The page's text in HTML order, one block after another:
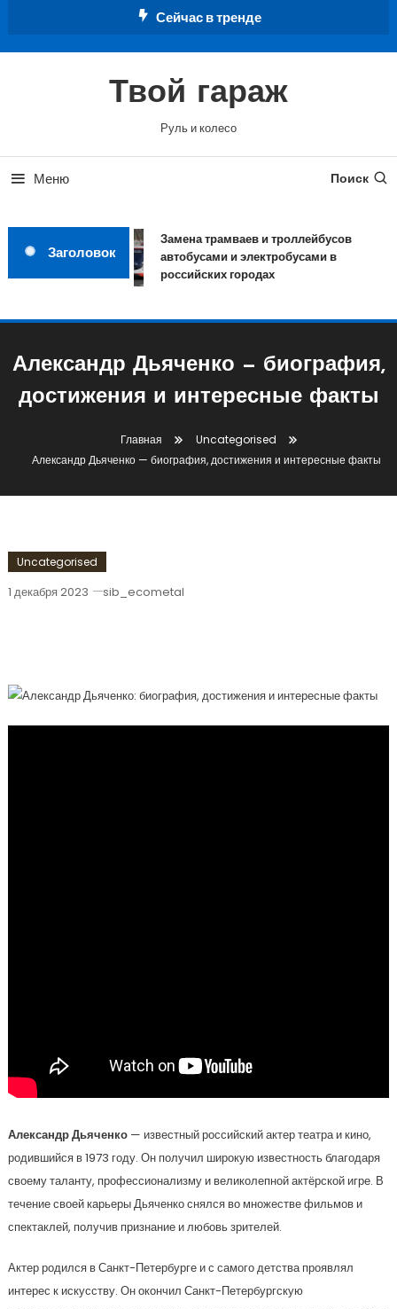
Сейчас в тренде
Твой гараж
Руль и колесо
Меню Поиск
Заголовок
Замена трамваев и троллейбусов
автобусами и электробусами в
российских городах
Александр Дьяченко — биография,
достижения и интересные факты
Главная
Uncategorised
Александр Дьяченко — биография, достижения и интересные факты
Uncategorised
1 декабря 2023 sib_ecometal
Александр Дьяченко— известный российский актер театра и кино,
родившийся в 1973 году. Он получил широкую известность благодаря
своему таланту, профессионализму и великолепной актёрской игре. В
течение своей карьеры Дьяченко снялся во множестве фильмов и
спектаклей, получив признание и любовь зрителей.
Актер родился в Санкт-Петербурге и с самого детства проявлял
интерес к искусству. Он окончил Санкт-Петербургскую